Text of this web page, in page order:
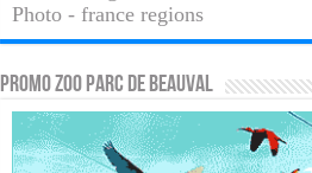
Photo - france regions
PROMO ZOO PARC DE BEAUVAL